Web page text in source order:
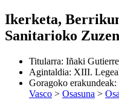
Ikerketa,
Sanitarioko
Titularra: Iñaki
Agintaldia: XIII.
Goragoko erakundeak:
Vasco > Osasuna >